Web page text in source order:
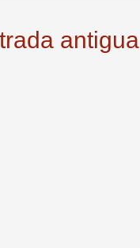
antigua